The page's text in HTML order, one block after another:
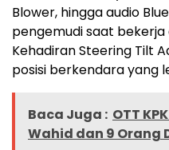
Blower, hingga audio
pengemudi saat bekerja
Kehadiran Steering Tilt
posisi berkendara yang
Baca Juga : OTT
Wahid dan 9 Orang